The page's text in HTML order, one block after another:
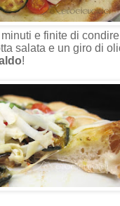
e finite di
salata e un giro di
!